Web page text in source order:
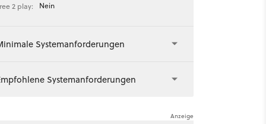
2 play:
Nein
Systemanforderungen
Systemanforderungen